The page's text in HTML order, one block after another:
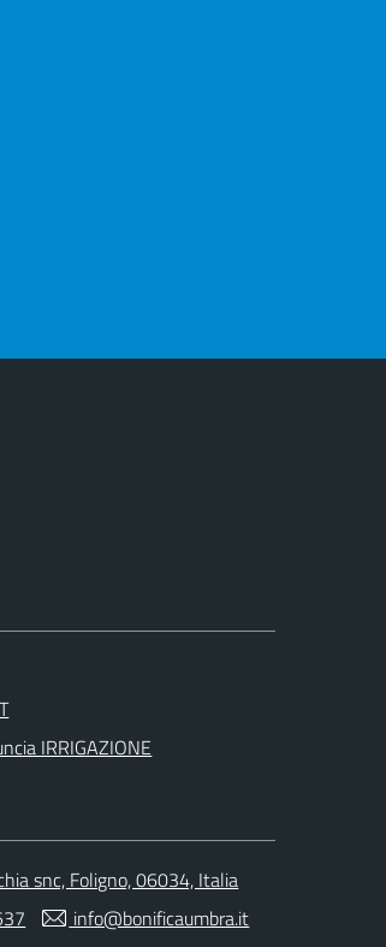
IRRIGAZIONE
snc, Foligno, 06034, Italia
info@bonificaumbra.it